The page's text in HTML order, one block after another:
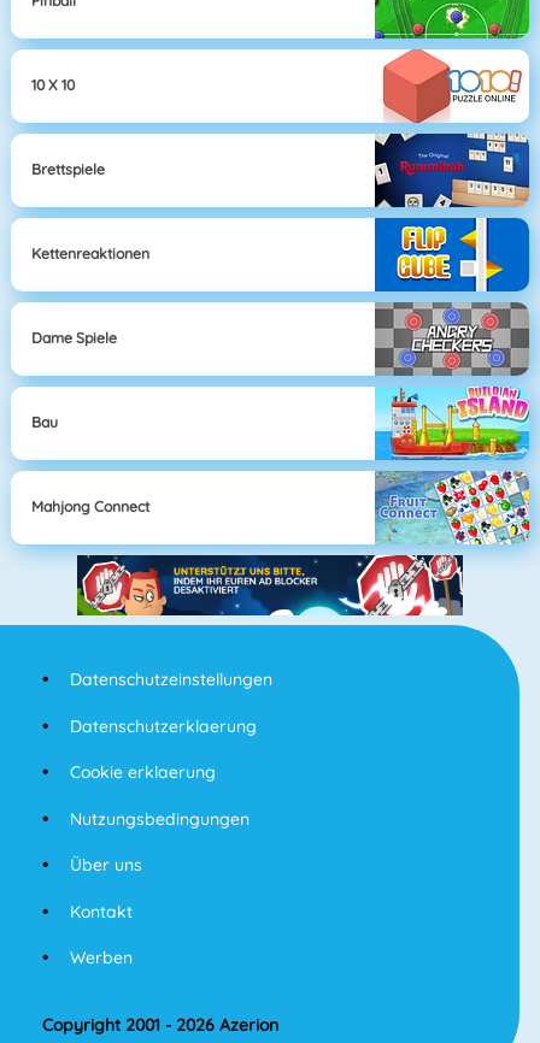
10 X 10
Brettspiele
Kettenreaktionen
Dame Spiele
Bau
Mahjong Connect
Datenschutzeinstellungen
Datenschutzerklaerung
Cookie erklaerung
Nutzungsbedingungen
Über uns
Kontakt
Werben
Copyright 2001 - 2026 Azerion